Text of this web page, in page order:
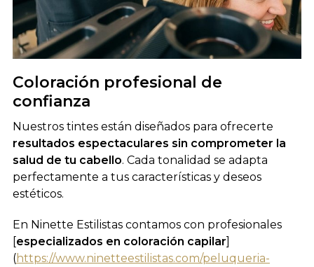
Coloración profesional de
confianza
Nuestros tintes están diseñados para ofrecerte
resultados espectaculares sin comprometer la
salud de tu cabello. Cada tonalidad se adapta
perfectamente a tus características y deseos
estéticos.
En Ninette Estilistas contamos con profesionales
[especializados en coloración capilar]
(https://www.ninetteestilistas.com/peluqueria-